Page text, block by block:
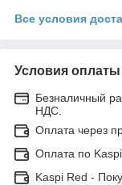
Все условия
Условия оплаты
Безналичный
НДС.
Оплата через
Оплата по
Kaspi Red -